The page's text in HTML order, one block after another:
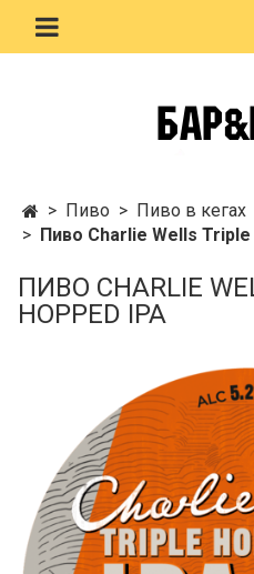
Пиво
Пиво в кегах
Пиво Charlie Wells Triple
ПИВО CHARLIE
HOPPED IPA